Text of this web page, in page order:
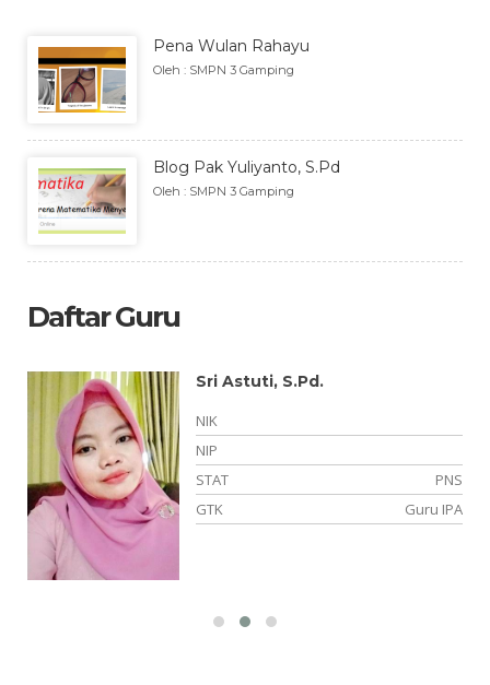
Pena Wulan Rahayu
Oleh : SMPN 3 Gamping
Blog Pak Yuliyanto, S.Pd
Oleh : SMPN 3 Gamping
Daftar Guru
Sri Astuti, S.Pd.
NIK
NIP
STAT
PNS
GTK
Guru IPA